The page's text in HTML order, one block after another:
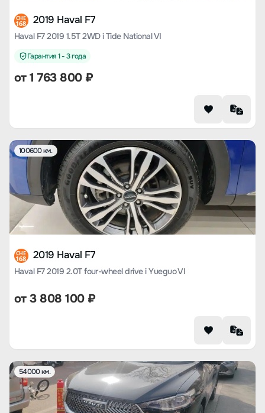
CHE
168 2019 Haval F7
Haval F7 2019 1.5T 2WD i Tide National VI
Гарантия 1 - 3 года
от1 763 800₽
100600 км.
CHE
168 2019 Haval F7
Haval F7 2019 2.0T four-wheel drive i Yueguo VI
от3 808 100₽
54000 км.